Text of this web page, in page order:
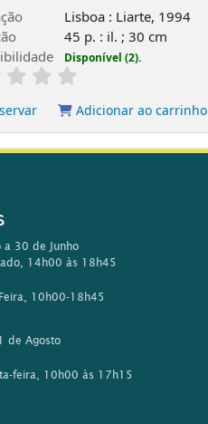
Lisboa : Liarte, 1994
45 p. : il. ; 30 cm
Disponível (2).
Adicionar ao carrinho
a 30 de Junho
14h00 às 18h45
10h00-18h45
de Agosto
feira, 10h00 às 17h15